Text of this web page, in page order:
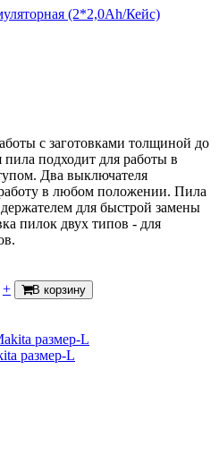
(2*2,0Ah/Кейс)
с заготовками толщиной до
подходит для работы в
Два выключателя
в любом положении. Пила
для быстрой замены
пилок двух типов - для
+ В корзину
размер-L